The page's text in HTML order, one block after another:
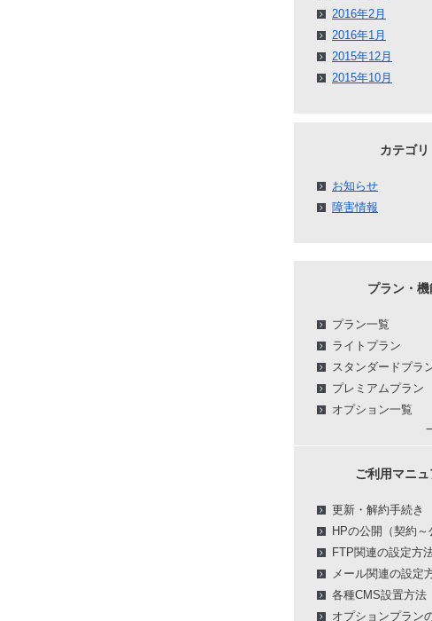
2016年2月
2016年1月
2015年12月
2015年10月
カテゴリ
お知らせ
障害情報
プラン・機
プラン一覧
ライトプラン
スタンダードプラ
プレミアムプラン
オプション一覧
ご利用マニ
更新・解約手続き
HPの公開（契約～
FTP関連の設定方
メール関連の設定
各種CMS設置方法
オプションプラン